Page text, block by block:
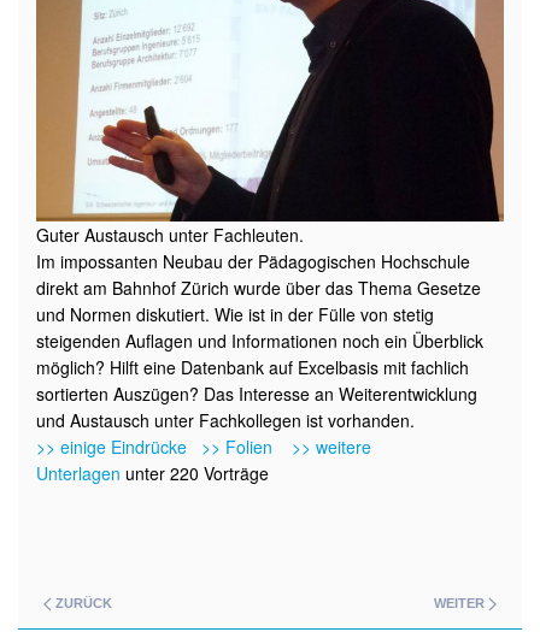
Guter Austausch unter Fachleuten.
Im impossanten Neubau der Pädagogischen Hochschule
direkt am Bahnhof Zürich wurde über das Thema Gesetze
und Normen diskutiert. Wie ist in der Fülle von stetig
steigenden Auflagen und Informationen noch ein Überblick
möglich? Hilft eine Datenbank auf Excelbasis mit fachlich
sortierten Auszügen? Das Interesse an Weiterentwicklung
und Austausch unter Fachkollegen ist vorhanden.
>> einige Eindrücke
>> Folien
>> weitere
Unterlagen unter 220 Vorträge
ZURÜCK WEITER